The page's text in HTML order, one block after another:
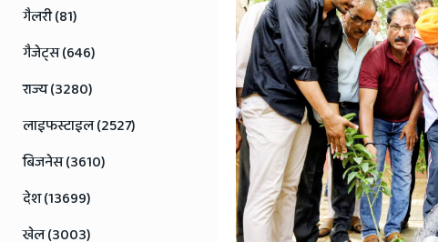
गैलरी (81)
गैजेट्स (646)
राज्य (3280)
लाइफस्टाइल (2527)
बिजनेस (3610)
देश (13699)
खेल (3003)